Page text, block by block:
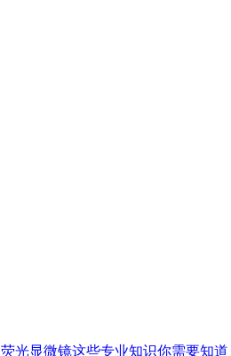
荧光显微镜这些专业知识你需要知道